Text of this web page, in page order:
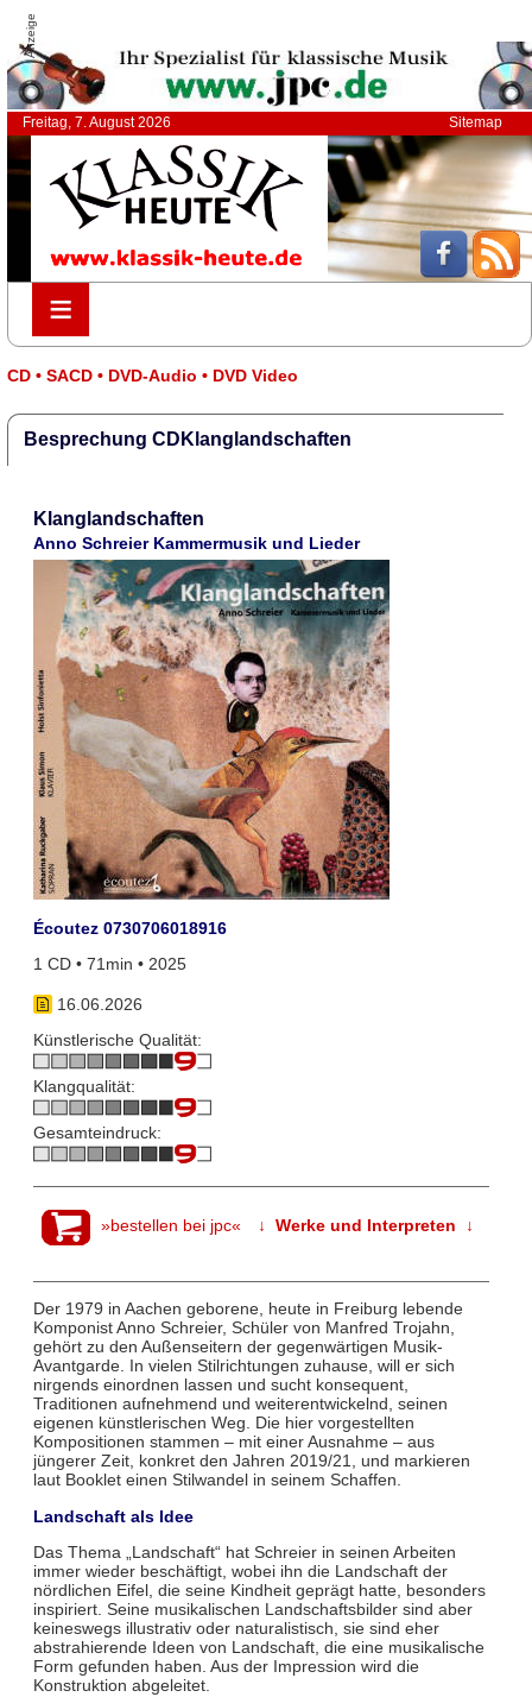
Anzeige
Freitag, 7. August 2026 Sitemap
≡
≡
CD • SACD • DVD-Audio • DVD Video
Besprechung CDKlanglandschaften
Klanglandschaften
Anno Schreier Kammermusik und Lieder
Écoutez 0730706018916
1 CD • 71min • 2025
16.06.2026
Künstlerische Qualität:
Klangqualität:
Gesamteindruck:
»bestellen bei jpc« ↓ Werke und Interpreten ↓
Der 1979 in Aachen geborene, heute in Freiburg lebende
Komponist Anno Schreier, Schüler von Manfred Trojahn,
gehört zu den Außenseitern der gegenwärtigen Musik-
Avantgarde. In vielen Stilrichtungen zuhause, will er sich
nirgends einordnen lassen und sucht konsequent,
Traditionen aufnehmend und weiterentwickelnd, seinen
eigenen künstlerischen Weg. Die hier vorgestellten
Kompositionen stammen – mit einer Ausnahme – aus
jüngerer Zeit, konkret den Jahren 2019/21, und markieren
laut Booklet einen Stilwandel in seinem Schaffen.
Landschaft als Idee
Das Thema „Landschaft“ hat Schreier in seinen Arbeiten
immer wieder beschäftigt, wobei ihn die Landschaft der
nördlichen Eifel, die seine Kindheit geprägt hatte, besonders
inspiriert. Seine musikalischen Landschaftsbilder sind aber
keineswegs illustrativ oder naturalistisch, sie sind eher
abstrahierende Ideen von Landschaft, die eine musikalische
Form gefunden haben. Aus der Impression wird die
Konstruktion abgeleitet.